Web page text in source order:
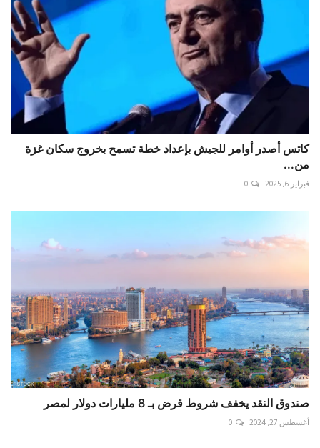
كاتس أصدر أوامر للجيش بإعداد خطة تسمح بخروج سكان غزة
من...
فبراير 6, 2025 0
صندوق النقد يخفف شروط قرض بـ 8 مليارات دولار لمصر
أغسطس 27, 2024 0